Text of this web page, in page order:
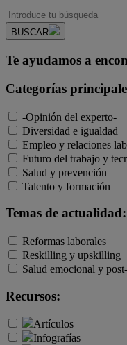
BUSCAR
Te ayudamos a
Categorías
-Opinión del experto-
Diversidad e igualdad
Empleo y relaciones
Futuro del trabajo y
Salud y prevención
Talento y formación
Temas de actualidad:
Reformas laborales
Reskilling y upskilling
Salud emocional y
Recursos:
Artículos
Infografías